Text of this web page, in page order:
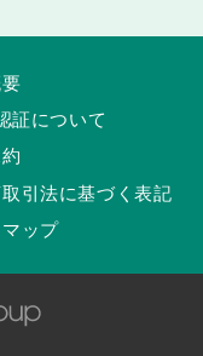
証について
引法に基づく表記
ップ